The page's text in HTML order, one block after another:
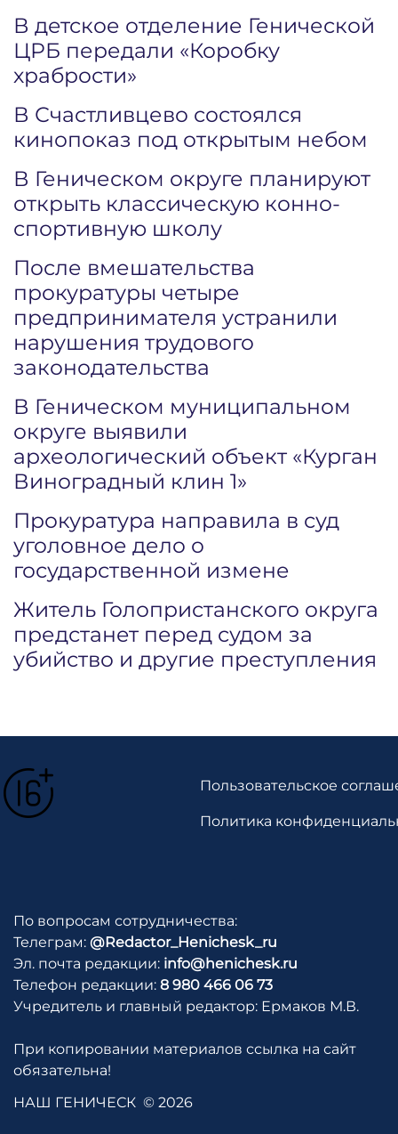
В детское отделение Генической
ЦРБ передали «Коробку
храбрости»
В Счастливцево состоялся
кинопоказ под открытым небом
В Геническом округе планируют
открыть классическую конно-
спортивную школу
После вмешательства
прокуратуры четыре
предпринимателя устранили
нарушения трудового
законодательства
В Геническом муниципальном
округе выявили
археологический объект «Курган
Виноградный клин 1»
Прокуратура направила в суд
уголовное дело о
государственной измене
Житель Голопристанского округа
предстанет перед судом за
убийство и другие преступления
Пользовательское
Политика
По вопросам сотрудничества:
Телеграм: @Redactor_Henichesk_ru
Эл. почта редакции: info@henichesk.ru
Телефон редакции: 8 980 466 06 73
Учредитель и главный редактор: Ермаков М.В.
При копировании материалов ссылка на сайт
обязательна!
НАШ ГЕНИЧЕСК © 2026